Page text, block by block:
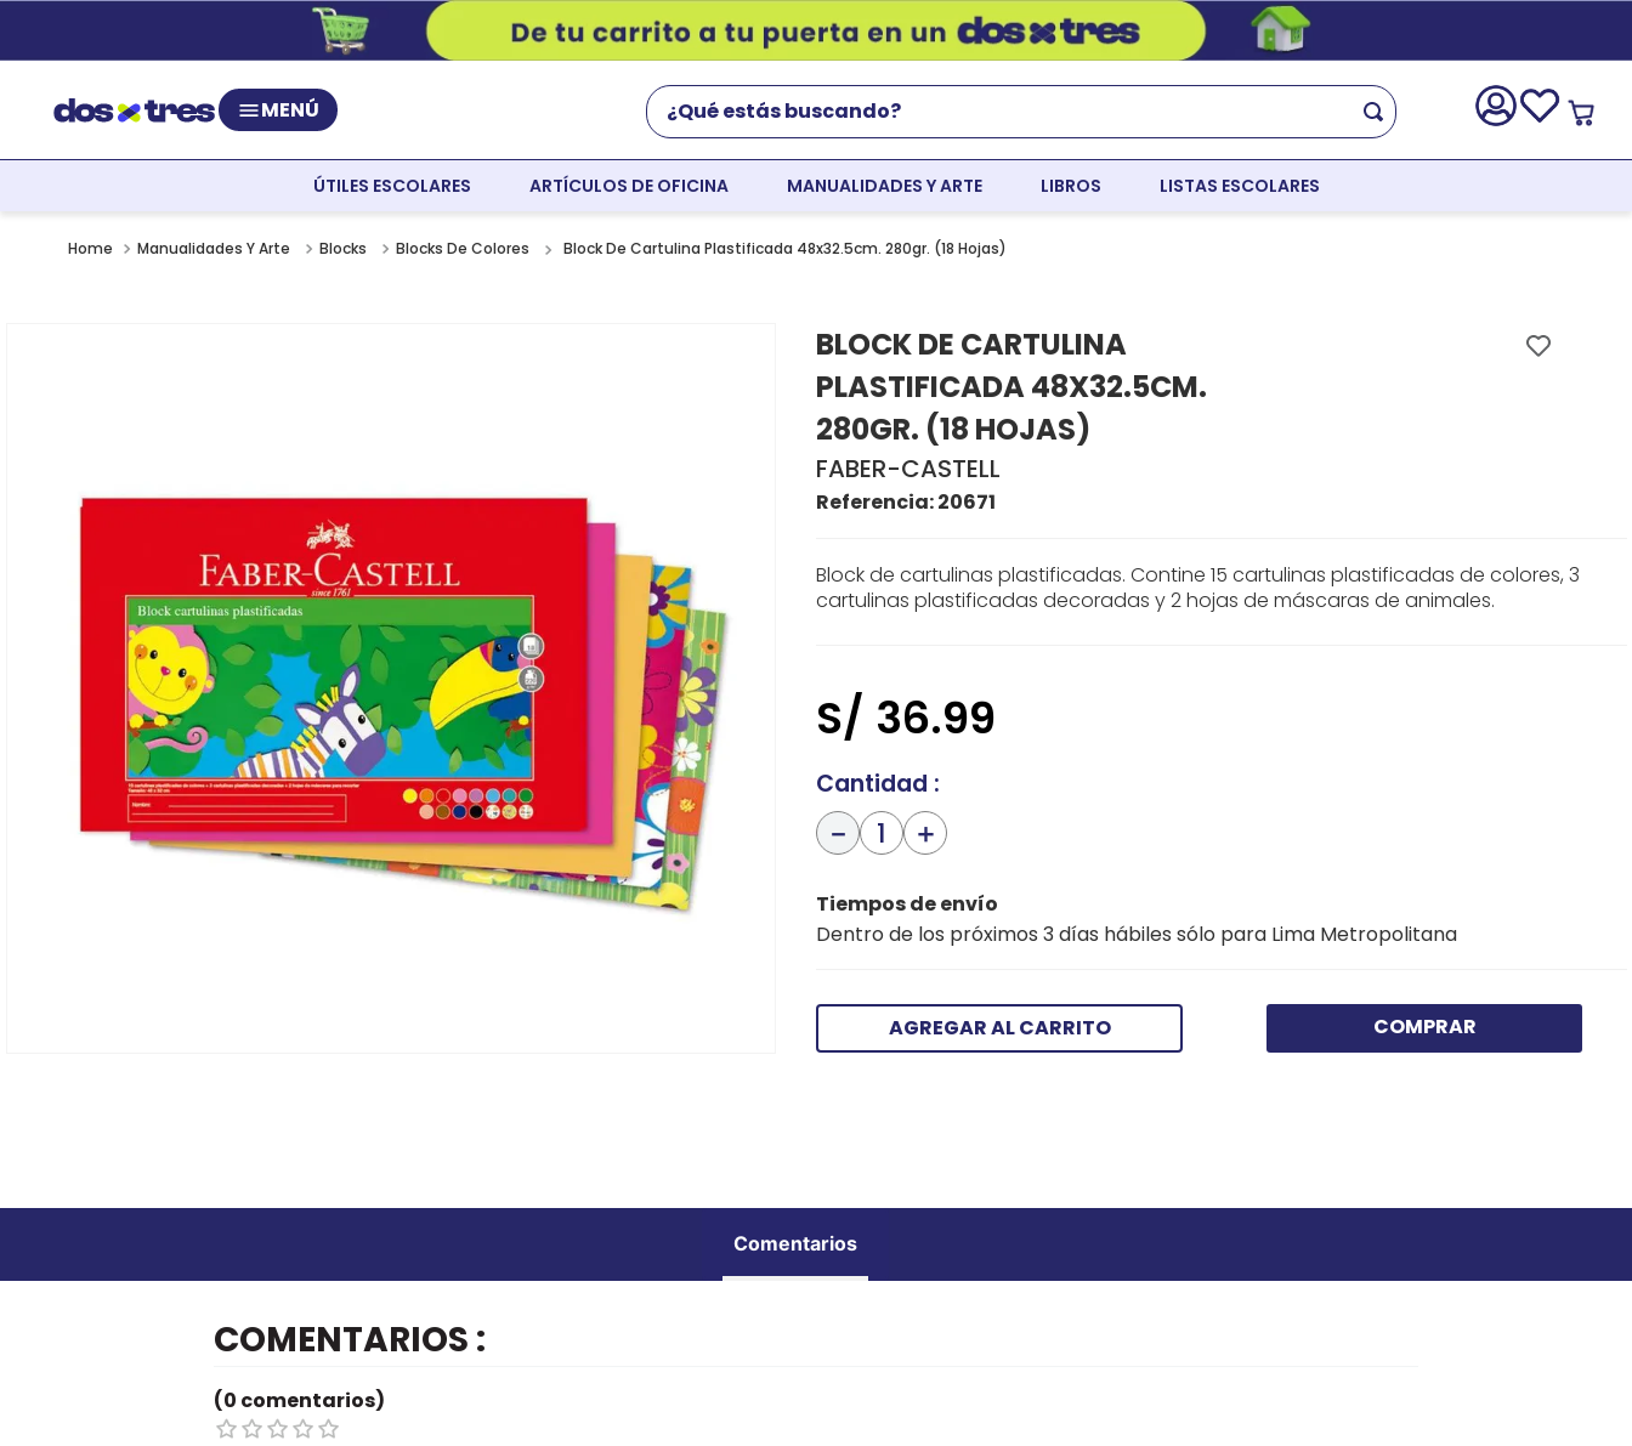
MENÚ
¿Qué estás buscando?
ÚTILES ESCOLARES ARTÍCULOS DE OFICINA MANUALIDADES Y ARTE LIBROS LISTAS ESCOLARES
Manualidades Y Arte Blocks Blocks De Colores Block De Cartulina Plastificada 48x32.5cm. 280gr. (18 Hojas)
BLOCK DE CARTULINA
PLASTIFICADA 48X32.5CM.
280GR. (18 HOJAS)
FABER-CASTELL
Referencia:20671
Block de cartulinas plastificadas. Contine 15 cartulinas plastificadas de colores, 3
cartulinas plastificadas decoradas y 2 hojas de máscaras de animales.
S/ 36.99
Cantidad
＋
－
Tiempos de envío
Dentro de los próximos 3 días hábiles sólo para Lima Metropolitana
AGREGAR AL CARRITO COMPRAR
Comentarios
COMENTARIOS
(0 comentarios)
world english